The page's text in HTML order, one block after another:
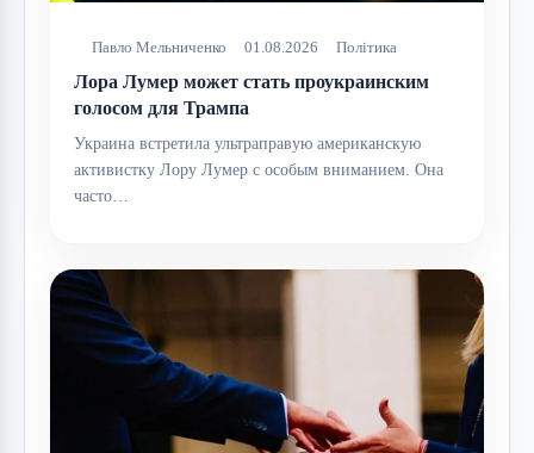
Павло Мельниченко 01.08.2026 Політика
Лора Лумер может стать проукраинским
голосом для Трампа
Украина встретила ультраправую американскую
активистку Лору Лумер с особым вниманием. Она
часто…